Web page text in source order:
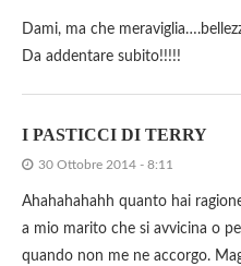
Dami, ma che
Da addentare subito!!!!!
I PASTICCI DI TERRY
30 Ottobre 2014 - 8:11
Ahahahahahh quanto hai
a mio marito che si avvicina o
quando non me ne accorgo.